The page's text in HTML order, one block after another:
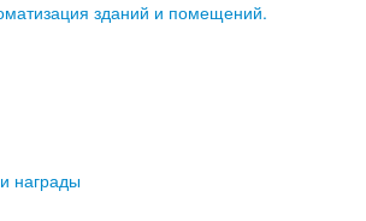
зданий и помещений.
награды